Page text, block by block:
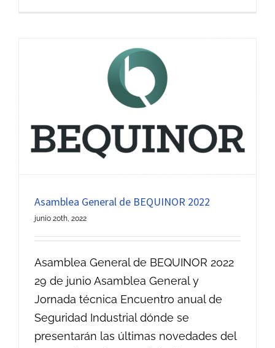
Asamblea General de BEQUINOR 2022
junio 20th, 2022
Asamblea General de BEQUINOR 2022
29 de junio Asamblea General y
Jornada técnica Encuentro anual de
Seguridad Industrial dónde se
presentarán las últimas novedades del